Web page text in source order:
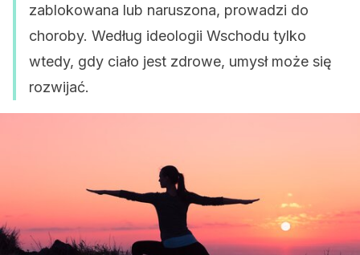
zablokowana lub naruszona, prowadzi do
choroby. Według ideologii Wschodu tylko
wtedy, gdy ciało jest zdrowe, umysł może się
rozwijać.